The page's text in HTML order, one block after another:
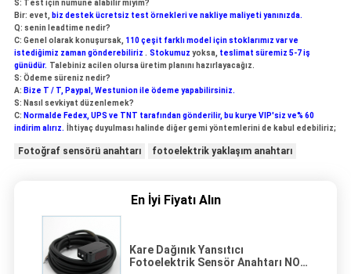
S: Test için numune alabilir miyim?
Bir: evet,
biz destek ücretsiz test örnekleri ve nakliye maliyeti yanınızda.
Q: senin leadtime nedir?
C: Genel olarak konuşursak, 110 çeşit farklı model için stoklarımız var ve
istediğimiz zaman gönderebiliriz . Stokumuz yoksa, teslimat süremiz 5-7 iş
günüdür. Talebiniz acilen olursa üretim planını hazırlayacağız.
S: Ödeme süreniz nedir?
A: Bize T / T, Paypal, Westunion ile ödeme yapabilirsiniz.
S: Nasıl sevkiyat düzenlemek?
C: Normalde Fedex, UPS ve TNT tarafından gönderilir, bu kurye VIP'siz ve% 60
indirim alırız.
İhtiyaç duyulması halinde diğer gemi yöntemlerini de kabul edebiliriz;
Fotoğraf sensörü anahtarı fotoelektrik yaklaşım anahtarı
En İyi Fiyatı Alın
Kare Dağınık Yansıtıcı
Fotoelektrik Sensör Anahtarı NO